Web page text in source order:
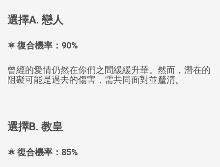
選擇A. 戀人
⚛️ 復合機率：90%
曾經的愛情仍然在你們之間緩緩升華。然而，潛在的
阻礙可能是過去的傷害，需共同面對並釐清。
選擇B. 教皇
⚛️ 復合機率：85%